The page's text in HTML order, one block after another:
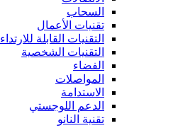
السحاب
تقنيات الأعمال
التقنيات القابلة للارتداء
التقنيات الشخصية
الفضاء
المواصلات
الاستدامة
الدعم اللوجستي
تقنية النانو